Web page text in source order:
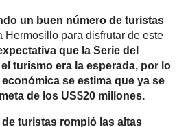
un buen número de turistas
Hermosillo para disfrutar de este
que la Serie del
turismo era la esperada, por lo
se estima que ya se
de los US$20 millones.
de turistas rompió las altas